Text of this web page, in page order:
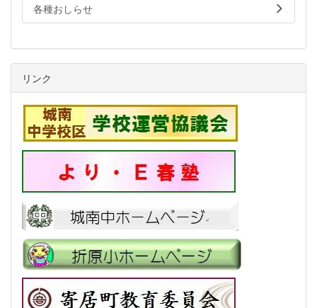
各種おしらせ
リンク